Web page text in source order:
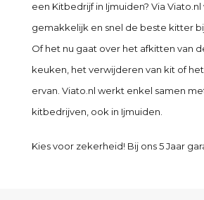
een Kitbedrijf in Ijmuiden? Via Viato.nl
gemakkelijk en snel de beste kitter
Of het nu gaat over het afkitten van
keuken, het verwijderen van kit of
ervan. Viato.nl werkt enkel samen
kitbedrijven, ook in Ijmuiden.
Kies voor zekerheid! Bij ons 5 Jaar